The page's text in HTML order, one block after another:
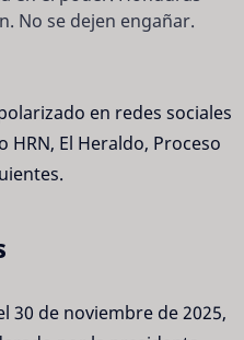
No se dejen engañar.
en redes sociales
HRN, El Heraldo, Proceso
30 de noviembre de 2025,